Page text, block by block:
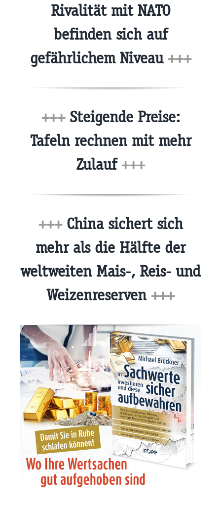
Rivalität mit NATO
befinden sich auf
gefährlichem Niveau +++
+++Steigende Preise:
Tafeln rechnen mit mehr
Zulauf+++
+++China sichert sich
mehr als die Hälfte der
weltweiten Mais-, Reis- und
Weizenreserven +++